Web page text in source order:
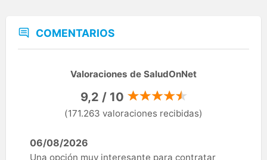
COMENTARIOS
Valoraciones de SaludOnNet
9,2 / 10
(171.263 valoraciones recibidas)
06/08/2026
Una opción muy interesante para contratar